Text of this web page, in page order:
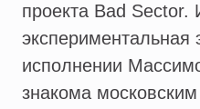
проекта Bad Sector.
экспериментальная
исполнении
знакома